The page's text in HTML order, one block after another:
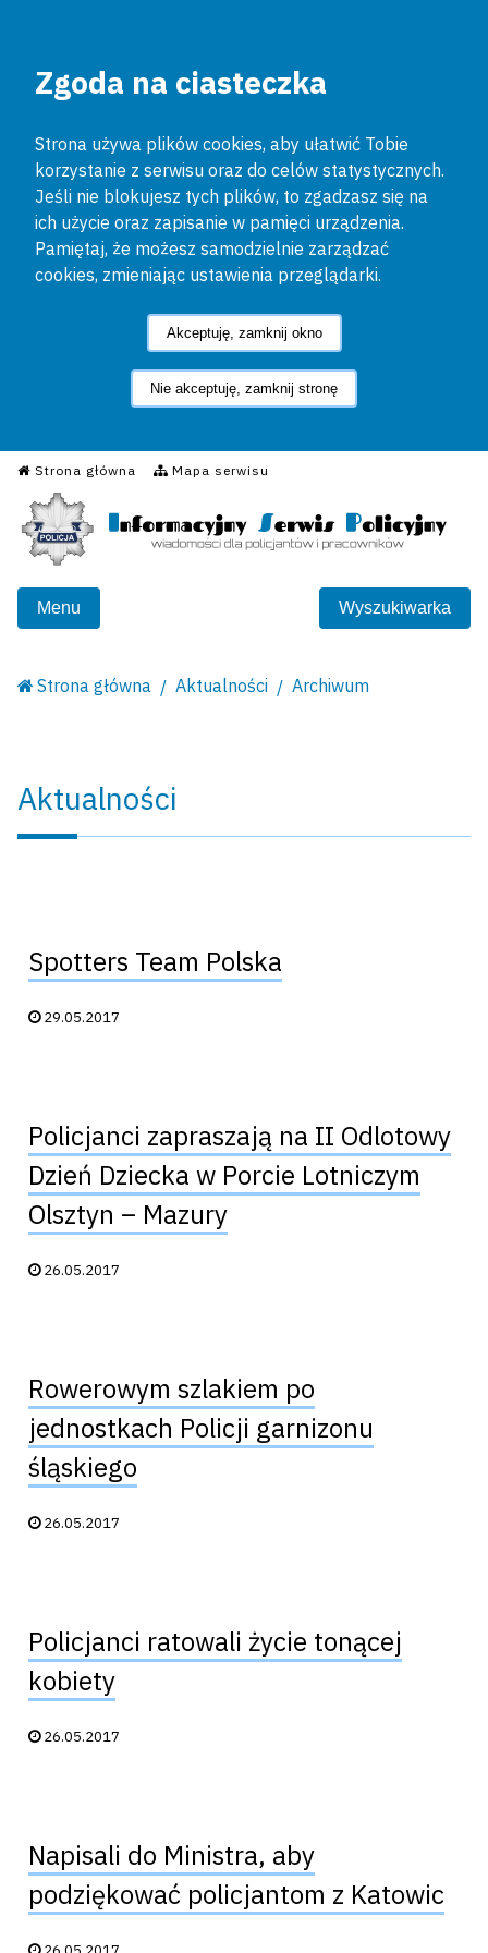
Zgoda na ciasteczka
Strona używa plików cookies, aby ułatwić Tobie
korzystanie z serwisu oraz do celów statystycznych.
Jeśli nie blokujesz tych plików, to zgadzasz się na
ich użycie oraz zapisanie w pamięci urządzenia.
Pamiętaj, że możesz samodzielnie zarządzać
cookies, zmieniając ustawienia przeglądarki.
Akceptuję, zamknij okno
Nie akceptuję, zamknij stronę
Strona główna Mapa serwisu
Informacyjny Serwis
Menu Wyszukiwarka
Strona główna Aktualności Archiwum
Aktualności
Spotters Team Polska
Data publikacji:
29.05.2017
Policjanci zapraszają na II Odlotowy
Dzień Dziecka w Porcie Lotniczym
Olsztyn – Mazury
Data publikacji:
26.05.2017
Rowerowym szlakiem po
jednostkach Policji garnizonu
śląskiego
Data publikacji:
26.05.2017
Policjanci ratowali życie tonącej
kobiety
Data publikacji:
26.05.2017
Napisali do Ministra, aby
podziękować policjantom z Katowic
Data publikacji: